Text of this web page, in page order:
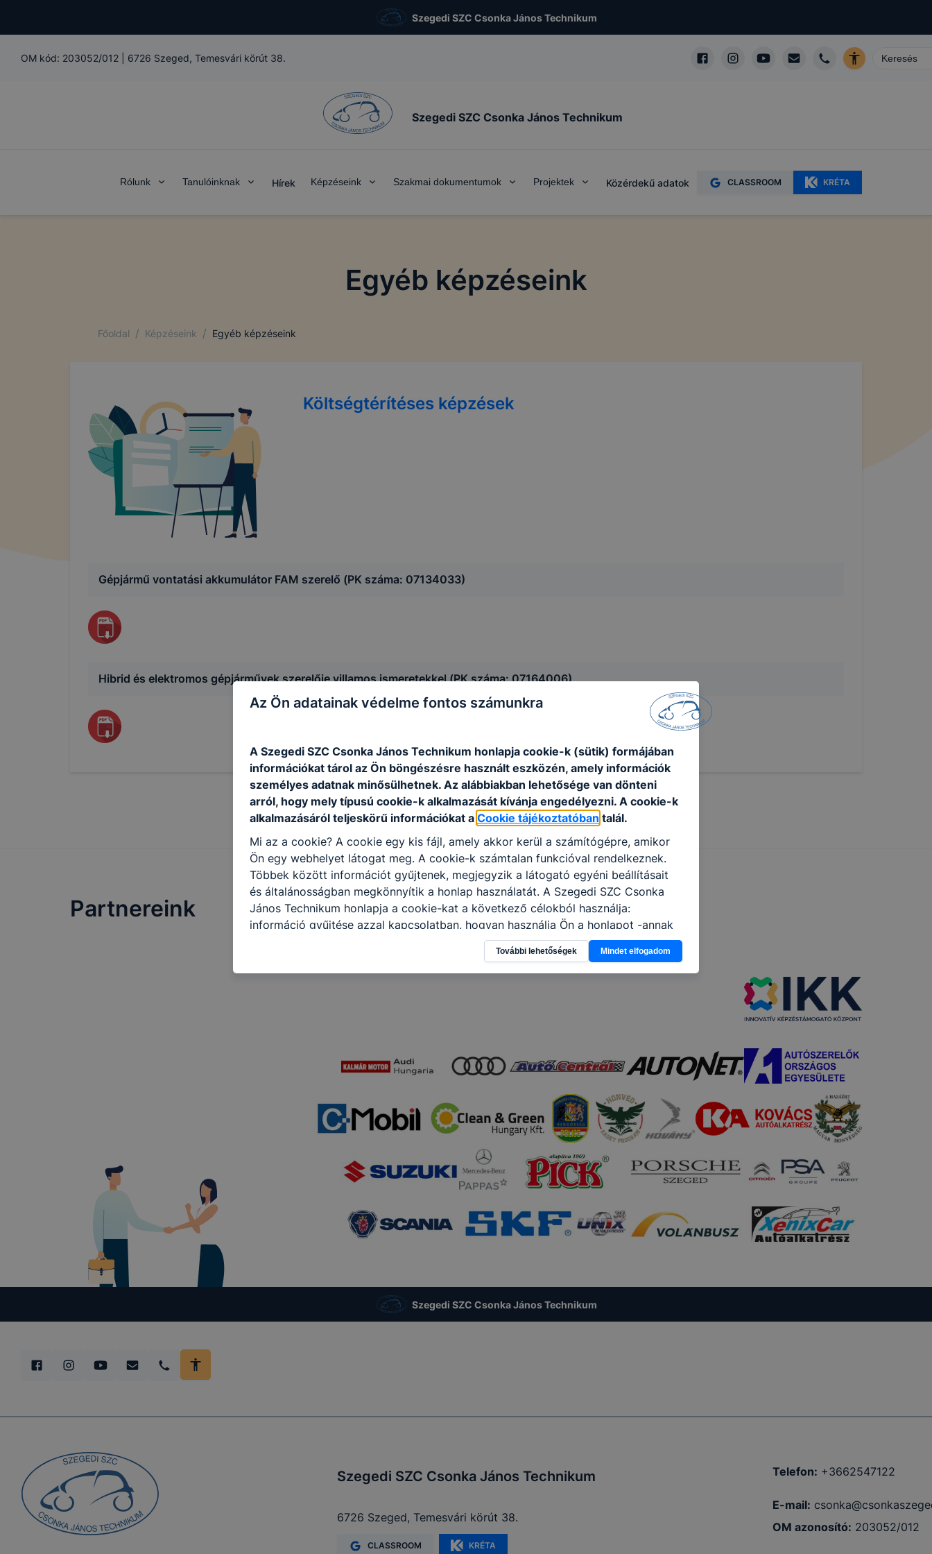
Szegedi SZC Csonka János Technikum
OM kód: 203052/012 6726 Szeged, Temesvári körút 38.
Szegedi SZC Csonka János Technikum
Rólunk Tanulóinknak Hírek Képzéseink Szakmai dokumentumok Projektek Közérdekű adatok CLASSROOM KRÉTA
Egyéb képzéseink
Főoldal / Képzéseink / Egyéb képzéseink
Költségtérítéses képzések
Gépjármű vontatási akkumulátor FAM szerelő (PK száma: 07134033)
Hibrid és elektromos gépjárművek szerelője villamos ismeretekkel (PK száma: 07164006)
Partnereink
Szegedi SZC Csonka János Technikum
Szegedi SZC Csonka János Technikum
6726 Szeged, Temesvári körút 38.
CLASSROOM KRÉTA
Telefon: +3662547122
E-mail:
OM azonosító: 203052/012
Az Ön adatainak védelme fontos számunkra
A Szegedi SZC Csonka János Technikum honlapja cookie-k (sütik) formájában
információkat tárol az Ön böngészésre használt eszközén, amely információk
személyes adatnak minősülhetnek. Az alábbiakban lehetősége van dönteni
arról, hogy mely típusú cookie-k alkalmazását kívánja engedélyezni. A cookie-k
alkalmazásáról teljeskörű információkat a Cookie tájékoztatóban talál.
Mi az a cookie? A cookie egy kis fájl, amely akkor kerül a számítógépre, amikor
Ön egy webhelyet látogat meg. A cookie-k számtalan funkcióval rendelkeznek.
Többek között információt gyűjtenek, megjegyzik a látogató egyéni beállításait
és általánosságban megkönnyítik a honlap használatát. A Szegedi SZC Csonka
János Technikum honlapja a cookie-kat a következő célokból használja:
információ gyűjtése azzal kapcsolatban, hogyan használja Ön a honlapot -annak
felmérésével, hogy a honlap melyik részeit látogatja, vagy használja leginkább,
így megtudhatjuk, hogyan biztosítsunk Önnek még jobb felhasználói élményt, ha
ismét meglátogatja oldalunkat, honlap fejlesztése. Hogyan ellenőrizheti és hogyan
folyamatainak megkönnyítése vagy lehetővé tétele, a cookie-k alkalmazásának
megakadályozása vagy törlése által előfordulhat, hogy felhasználóink nem
lesznek képesek honlapunk funkcióinak teljes körű használatára, vagy a honlap a
tervezettől eltérően fog működni böngészőjében.
További lehetőségek Mindet elfogadom